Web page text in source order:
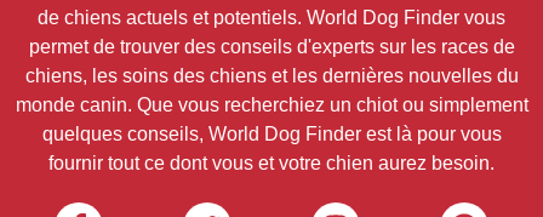
de chiens actuels et potentiels. World Dog Finder vous
permet de trouver des conseils d'experts sur les races de
chiens, les soins des chiens et les dernières nouvelles du
monde canin. Que vous recherchiez un chiot ou simplement
quelques conseils, World Dog Finder est là pour vous
fournir tout ce dont vous et votre chien aurez besoin.